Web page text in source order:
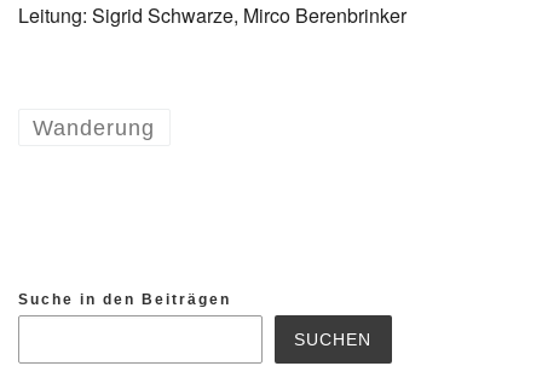
Leitung: Sigrid Schwarze, Mirco Berenbrinker
Wanderung
Suche in den Beiträgen
SUCHEN